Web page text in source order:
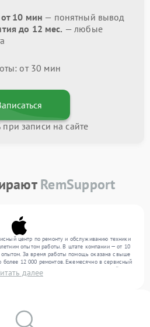
10 мин — понятный вывод
до 12 мес. — любые
от 30 мин
записи на сайте
RemSupport
центр по ремонту и обслуживанию техники
опытом работы. В штате компании — от 10
За время работы помощь оказана свыше
более 12 000 ремонтов. Ежемесячно в сервисный
включая , , . Мы беремся за задачи любой
результат благодаря квалификации мастеров.
далее